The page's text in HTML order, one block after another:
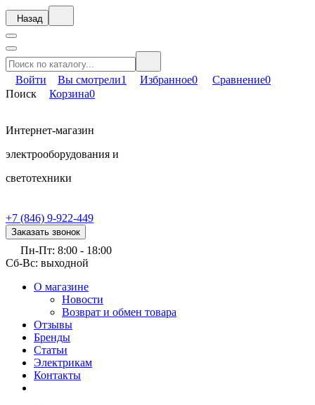
Назад
Войти Вы смотрели1 Избранное0 Сравнение0
Поиск
Корзина0
Интернет-магазин
электрооборудования и
светотехники
+7 (846) 9-922-449
Заказать звонок
Пн-Пт: 8:00 - 18:00
Сб-Вс: выходной
О магазине
Новости
Возврат и обмен товара
Отзывы
Бренды
Статьи
Электрикам
Контакты